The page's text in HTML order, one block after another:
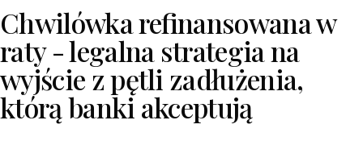
Chwilówka refinansowana w
raty - legalna strategia na
wyjście z pętli zadłużenia,
którą banki akceptują